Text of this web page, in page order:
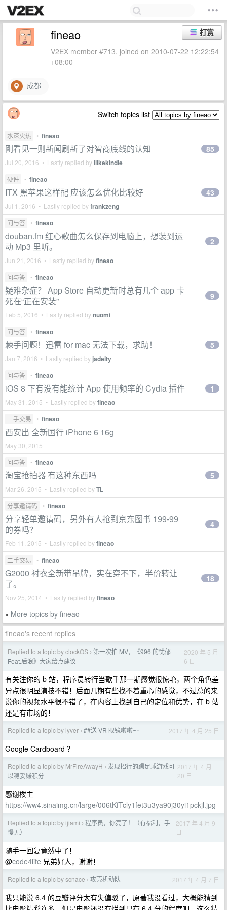
打赏
fineao
V2EX member #713, joined on 2010-07-22 12:22:54
+08:00
成都
Switch topics list
水深火热 • fineao
刚看见一则新闻刷新了对智商底线的认知
Jul 20, 2016 • Lastly replied byilikekindle
85
硬件 • fineao
ITX 黑苹果这样配 应该怎么优化比较好
Jul 1, 2016 • Lastly replied byfrankzeng
43
问与答 • fineao
douban.fm 红心歌曲怎么保存到电脑上，想装到运
动 Mp3 里听。
Jun 21, 2016 • Lastly replied byfineao
2
问与答 • fineao
疑难杂症？ App Store 自动更新时总有几个 app 卡
死在“正在安装”
Feb 5, 2016 • Lastly replied bynuomi
9
问与答 • fineao
棘手问题！迅雷 for mac 无法下载，求助！
Jan 7, 2016 • Lastly replied by jadeity
5
问与答 • fineao
iOS 8 下有没有能统计 App 使用频率的 Cydia 插件
May 31, 2015 • Lastly replied byfineao
1
二手交易 • fineao
西安出 全新国行 iPhone 6 16g
May 30, 2015
问与答
• fineao
淘宝抢拍器 有这种东西吗
Mar 26, 2015 • Lastly replied byTL
5
分享邀请码 • fineao
分享轻单邀请码，另外有人抢到京东图书 199-99
的券吗？
Feb 11, 2015 • Lastly replied byfineao
4
二手交易 • fineao
G2000 衬衣全新带吊牌，实在穿不下，半价转让
了。
Nov 25, 2014 • Lastly replied byfineao
18
» More topics by fineao
fineao's recent replies
Replied to a topic by clockOS › 第一次拍 MV，《996 的忧郁
Feat.后浪》大家给点建议
2020 年 5 月
6 日
有关注你的 b 站，程序员转行当歌手那一期感觉很惊艳，两个角色差
异点很明显演技不错！后面几期有些找不着重心的感觉，不过总的来
说你的视频水平很不错了，在内容上找到自己的定位和优势，在 b 站
还是有市场的！
Replied to a topic by lyver › ##送 VR 眼镜啦啦~~ 2017 年 4 月 25 日
Google Cardboard ？
Replied to a topic by MrFireAwayH › 发现招行的踢足球游戏可
以稳妥赚积分
2017 年 4 月
20 日
感谢楼主
https://ww4.sinaimg.cn/large/006tKfTcly1fet3u3ya90j30yi1pckjl.jpg
Replied to a topic by ijiami › 程序员，你亮了！（有福利，手
慢无）
2017 年 4 月 9
日
随手一回复竟然中了！
@code4life 兄弟好人，谢谢！
Replied to a topic by scnace › 攻壳机动队 2017 年 4 月 7 日
我只能说 6.4 的豆瓣评分太有失偏驳了，原著我没看过，大概能猜到